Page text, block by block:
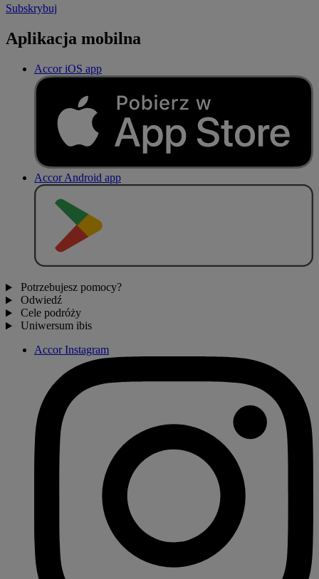
Subskrybuj
Aplikacja mobilna
Accor iOS app
Accor Android app
Potrzebujesz pomocy?
Odwiedź
Cele podróży
Uniwersum ibis
Accor Instagram